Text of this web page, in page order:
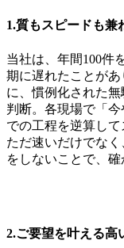
1.質もスピードも兼
当社は、年間100件
期に遅れたことが
に、慣例化された
判断。各現場で「
での工程を逆算して
ただ速いだけでな
をしないことで、
2.ご要望を叶える高